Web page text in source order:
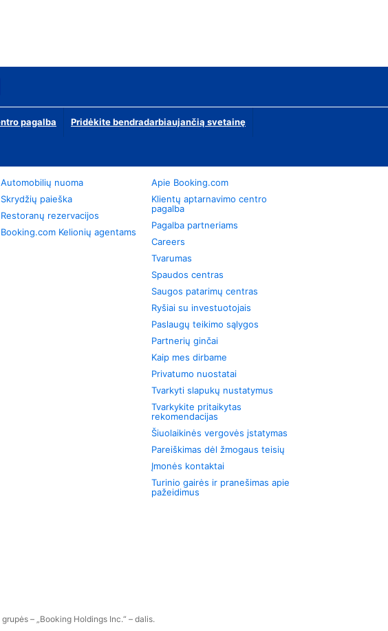
pagalba Pridėkite bendradarbiaujančią svetainę
Automobilių nuoma
Skrydžių paieška
Restoranų rezervacijos
Booking.com Kelionių agentams
Apie Booking.com
Klientų aptarnavimo centro
pagalba
Pagalba partneriams
Careers
Tvarumas
Spaudos centras
Saugos patarimų centras
Ryšiai su investuotojais
Paslaugų teikimo sąlygos
Partnerių ginčai
Kaip mes dirbame
Privatumo nuostatai
Tvarkyti slapukų nustatymus
Tvarkykite pritaikytas
rekomendacijas
Šiuolaikinės vergovės įstatymas
Pareiškimas dėl žmogaus teisių
Įmonės kontaktai
Turinio gairės ir pranešimas apie
pažeidimus
– „Booking Holdings Inc.“ – dalis.